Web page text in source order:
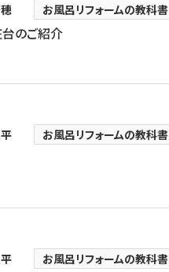
お風呂リフォームの教科書
のご紹介
お風呂リフォームの教科書
お風呂リフォームの教科書